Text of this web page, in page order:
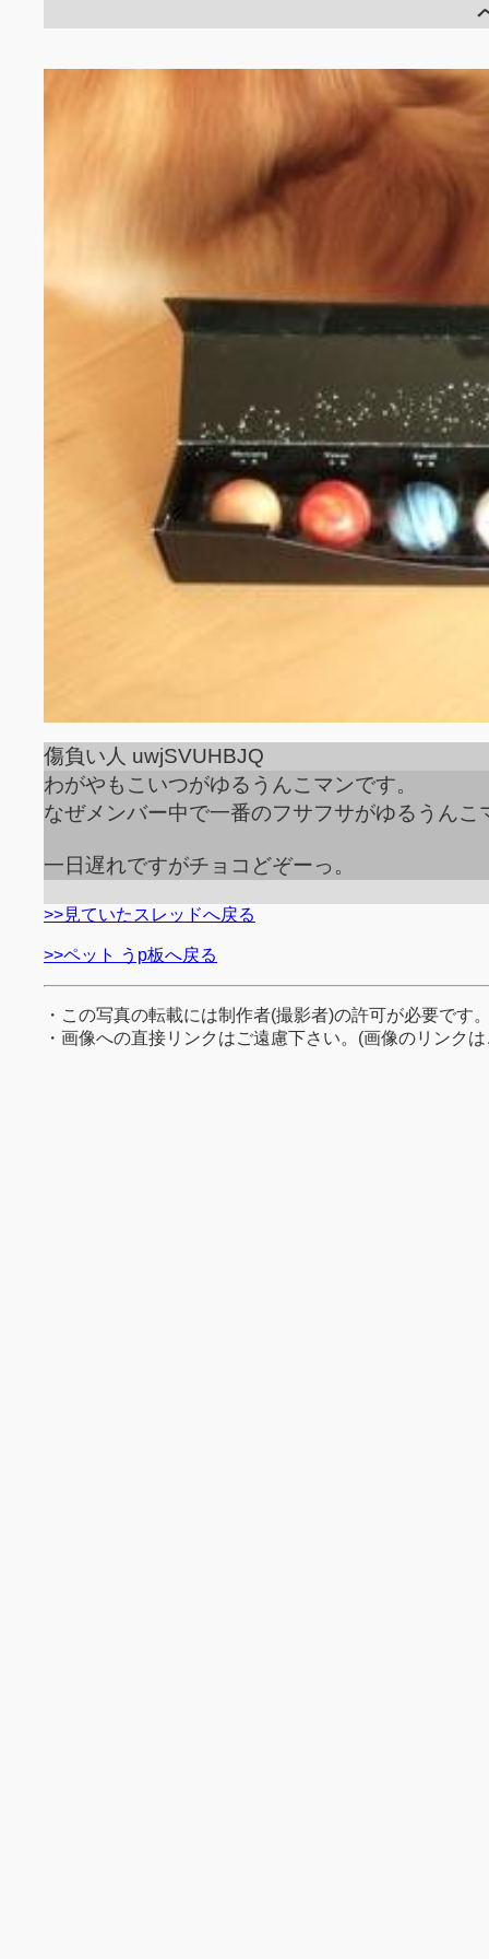
傷負い人 uwjSVUHBJQ
わがやもこいつがゆるうんこマンです。
なぜメンバー中で一番のフサフサがゆるうんこ
一日遅れですがチョコどぞーっ。
>>見ていたスレッドへ戻る
>>ペット うp板へ戻る
・この写真の転載には制作者(撮影者)の許可が必要です
・画像への直接リンクはご遠慮下さい。(画像のリンク